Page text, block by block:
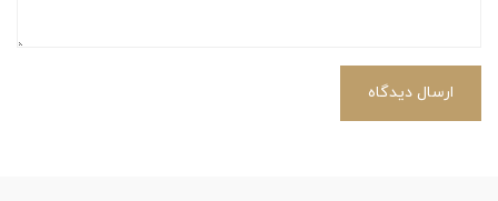
ارسال دیدگاه